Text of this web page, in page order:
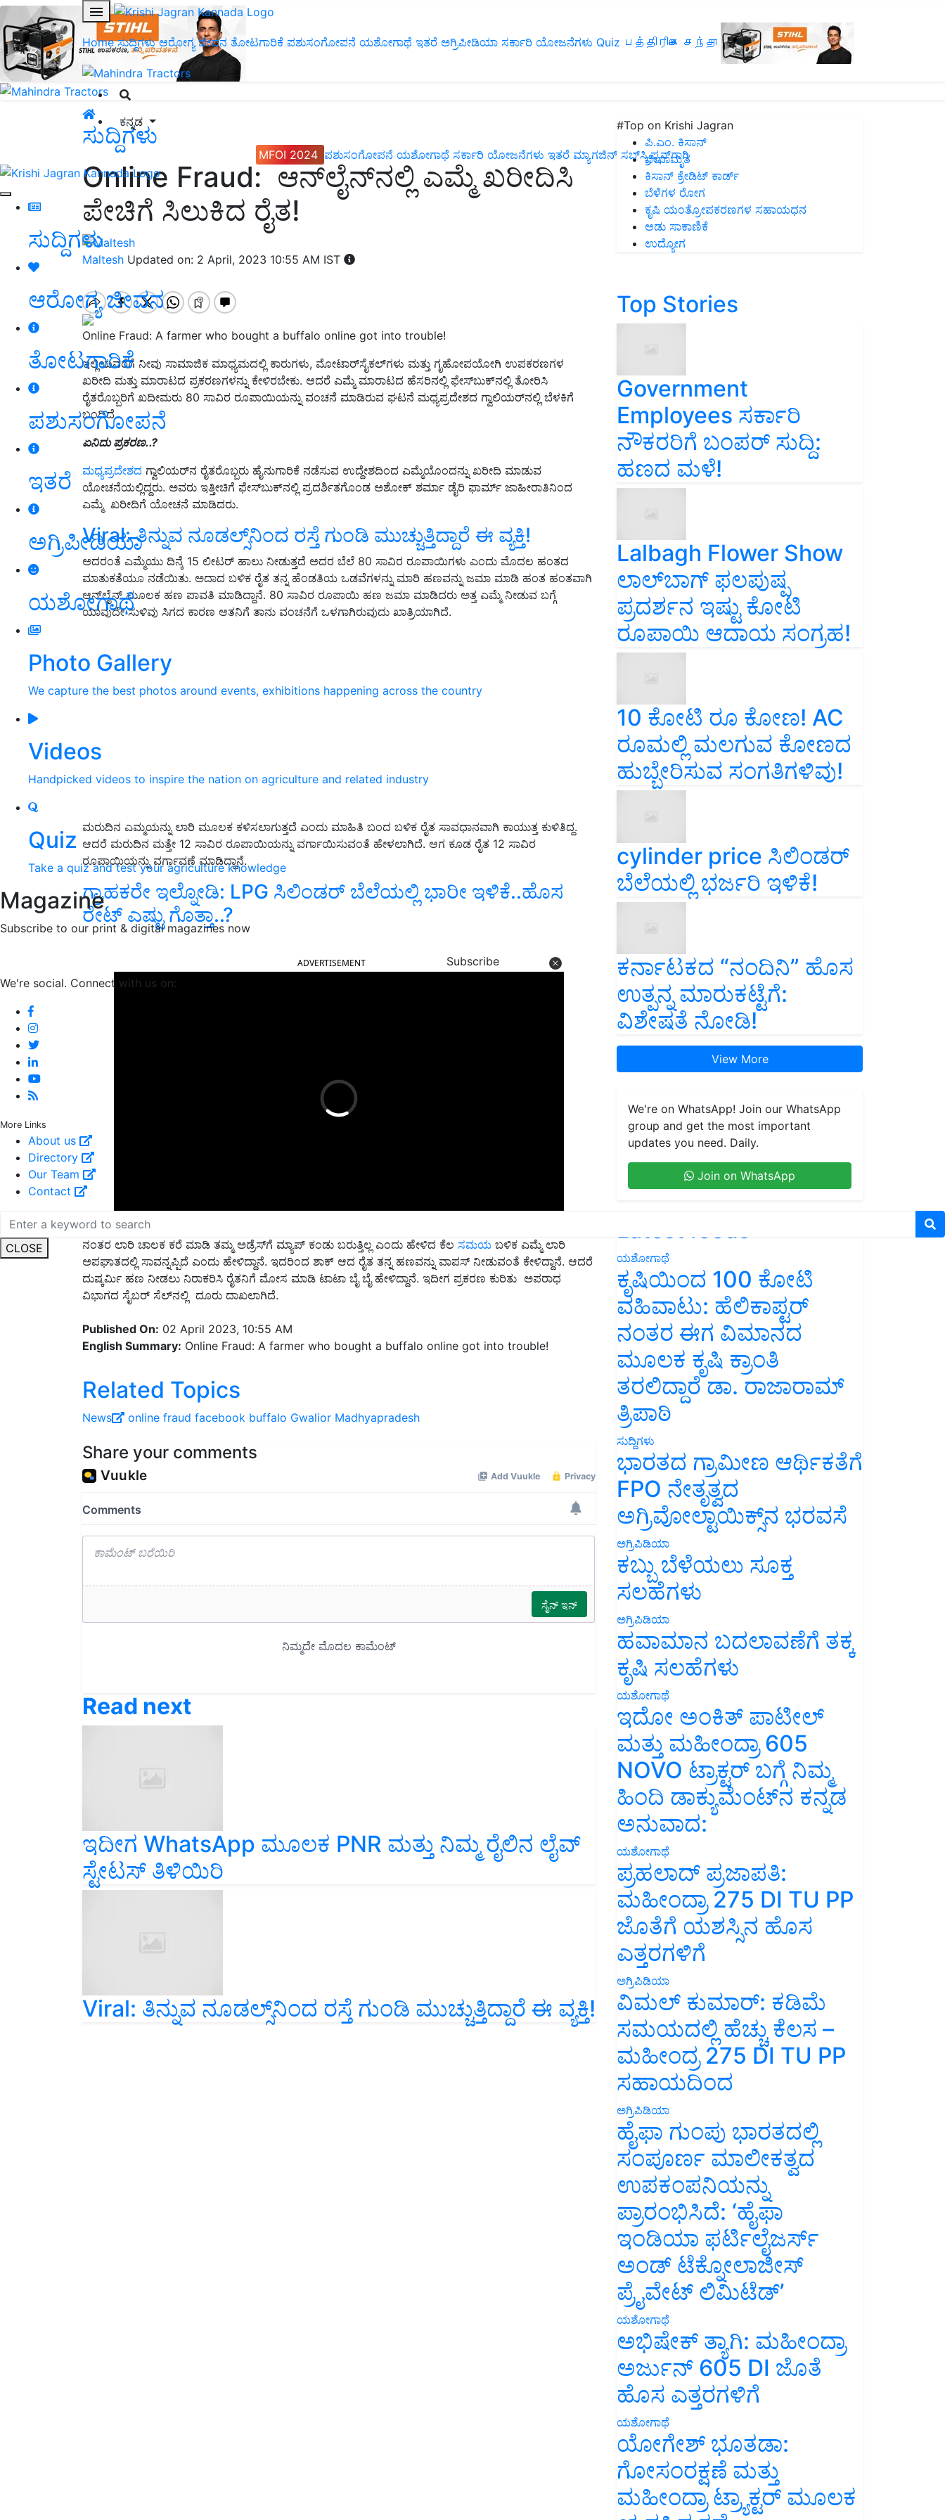
Home ಸುದ್ದಿಗಳು ಆರೋಗ್ಯ ಜೀವನ ತೋಟಗಾರಿಕೆ ಪಶುಸಂಗೋಪನೆ ಯಶೋಗಾಥೆ ಇತರೆ ಅಗ್ರಿಪೀಡಿಯಾ ಸರ್ಕಾರಿ ಯೋಜನೆಗಳು Quiz பத்திரிகை சந்தா
ಕನ್ನಡ
MFOI 2024 ಪಶುಸಂಗೋಪನೆ ಯಶೋಗಾಥೆ ಸರ್ಕಾರಿ ಯೋಜನೆಗಳು ಇತರೆ ಮ್ಯಾಗಜಿನ್‌ ಸಬ್‌ಸ್ಕ್ರಿಪ್ಷನ್‌ಗಾಗಿ
ಸುದ್ದಿಗಳು
ಆರೋಗ್ಯ ಜೀವನ
ತೋಟಗಾರಿಕೆ
ಪಶುಸಂಗೋಪನೆ
ಇತರೆ
ಅಗ್ರಿಪೀಡಿಯಾ
ಯಶೋಗಾಥೆ
Photo Gallery
We capture the best photos around events, exhibitions happening across the country
Videos
Handpicked videos to inspire the nation on agriculture and related industry
Quiz
Take a quiz and test your agriculture knowledge
Magazine
Subscribe to our print & digital magazines now
Subscribe
We're social. Connect with us on:
More Links
About us
Directory
Our Team
Contact
CLOSE
ಸುದ್ದಿಗಳು
Online Fraud: ಆನ್‌ಲೈನ್‌ನಲ್ಲಿ ಎಮ್ಮೆ ಖರೀದಿಸಿ
ಪೇಚಿಗೆ ಸಿಲುಕಿದ ರೈತ!
Maltesh Updated on: 2 April, 2023 10:55 AM IST
Online Fraud: A farmer who bought a buffalo online got into trouble!
ಇಲ್ಲಿಯವರೆಗೆ ನೀವು ಸಾಮಾಜಿಕ ಮಾಧ್ಯಮದಲ್ಲಿ ಕಾರುಗಳು, ಮೋಟಾರ್‌ಸೈಕಲ್‌ಗಳು ಮತ್ತು ಗೃಹೋಪಯೋಗಿ ಉಪಕರಣಗಳ
ಖರೀದಿ ಮತ್ತು ಮಾರಾಟದ ಪ್ರಕರಣಗಳನ್ನು ಕೇಳಿರಬೇಕು. ಆದರೆ ಎಮ್ಮೆ ಮಾರಾಟದ ಹೆಸರಿನಲ್ಲಿ ಫೇಸ್‌ಬುಕ್‌ನಲ್ಲಿ ತೋರಿಸಿ
ರೈತರೊಬ್ಬರಿಗೆ ಖದೀಮರು 80 ಸಾವಿರ ರೂಪಾಯಿಯನ್ನು ವಂಚನೆ ಮಾಡಿರುವ ಘಟನೆ ಮಧ್ಯಪ್ರದೇಶದ ಗ್ವಾಲಿಯರ್‌ನಲ್ಲಿ ಬೆಳಕಿಗೆ
ಬಂದಿದೆ.
ಏನಿದು ಪ್ರಕರಣ..?
ಮಧ್ಯಪ್ರದೇಶದ ಗ್ವಾಲಿಯರ್‌ನ ರೈತರೊಬ್ಬರು ಹೈನುಗಾರಿಕೆ ನಡೆಸುವ ಉದ್ದೇಶದಿಂದ ಎಮ್ಮೆಯೊಂದನ್ನು ಖರೀದಿ ಮಾಡುವ
ಯೋಚನೆಯಲ್ಲಿದ್ದರು. ಅವರು ಇತ್ತೀಚಿಗೆ ಫೇಸ್‌ಬುಕ್‌ನಲ್ಲಿ ಪ್ರದರ್ಶಿತಗೊಂಡ ಅಶೋಕ್ ಶರ್ಮಾ ಡೈರಿ ಫಾರ್ಮ್‌ ಜಾಹೀರಾತಿನಿಂದ
ಎಮ್ಮೆ ಖರೀದಿಗೆ ಯೋಚನೆ ಮಾಡಿದರು.
Viral: ತಿನ್ನುವ ನೂಡಲ್ಸ್‌ನಿಂದ ರಸ್ತೆ ಗುಂಡಿ ಮುಚ್ಚುತ್ತಿದ್ದಾರೆ ಈ ವ್ಯಕ್ತಿ!
ಅದರಂತೆ ಎಮ್ಮೆಯು ದಿನ್ಕೆ 15 ಲೀಟರ್‌ ಹಾಲು ನೀಡುತ್ತದೆ ಅದರ ಬೆಲೆ 80 ಸಾವಿರ ರೂಪಾಯಿಗಳು ಎಂದು ಮೊದಲ ಹಂತದ
ಮಾತುಕತೆಯೂ ನಡೆಯಿತು. ಅದಾದ ಬಳಿಕ ರೈತ ತನ್ನ ಹೆಂಡತಿಯ ಒಡವೆಗಳನ್ನು ಮಾರಿ ಹಣವನ್ನು ಜಮಾ ಮಾಡಿ ಹಂತ ಹಂತವಾಗಿ
ಆನ್‌ಲೈನ್‌ ಮೂಲಕ ಹಣ ಪಾವತಿ ಮಾಡಿದ್ದಾನೆ. 80 ಸಾವಿರ ರೂಪಾಯಿ ಹಣ ಜಮಾ ಮಾಡಿದರು ಅತ್ತ ಎಮ್ಮೆ ನೀಡುವ ಬಗ್ಗೆ
ಯಾವುದೇ ಸುಳಿವು ಸಿಗದ ಕಾರಣ ಆತನಿಗೆ ತಾನು ವಂಚನೆಗೆ ಒಳಗಾಗಿರುವುದು ಖಾತ್ರಿಯಾಗಿದೆ.
ಮರುದಿನ ಎಮ್ಮಯನ್ನು ಲಾರಿ ಮೂಲಕ ಕಳಿಸಲಾಗುತ್ತದೆ ಎಂದು ಮಾಹಿತಿ ಬಂದ ಬಳಿಕ ರೈತ ಸಾವಧಾನವಾಗಿ ಕಾಯುತ್ತ ಕುಳಿತಿದ್ದ.
ಆದರೆ ಮರುದಿನ ಮತ್ತೇ 12 ಸಾವಿರ ರೂಪಾಯಿಯನ್ನು ವರ್ಗಾಯಿಸುವಂತೆ ಹೇಳಲಾಗಿದೆ. ಆಗ ಕೂಡ ರೈತ 12 ಸಾವಿರ
ರೂಪಾಯಿಯನ್ನು ವರ್ಗಾವಣೆ ಮಾಡಿದ್ದಾನೆ.
ಗ್ರಾಹಕರೇ ಇಲ್ನೋಡಿ: LPG ಸಿಲಿಂಡರ್‌ ಬೆಲೆಯಲ್ಲಿ ಭಾರೀ ಇಳಿಕೆ..ಹೊಸ
ರೇಟ್‌ ಎಷ್ಟು ಗೊತ್ತಾ..?
ನಂತರ ಲಾರಿ ಚಾಲಕ ಕರೆ ಮಾಡಿ ತಮ್ಮ ಅಡ್ರೆಸ್‌ಗೆ ಮ್ಯಾಪ್‌ ಕಂಡು ಬರುತ್ತಿಲ್ಲ ಎಂದು ಹೇಳಿದ ಕೆಲ
ಅಪಘಾತದಲ್ಲಿ ಸಾವನ್ನಪ್ಪಿದೆ ಎಂದು ಹೇಳಿದ್ದಾನೆ. ಇದರಿಂದ ಶಾಕ್‌ ಆದ ರೈತ ತನ್ನ ಹಣವನ್ನು ವಾಪಸ್‌ ನೀಡುವಂತೆ ಕೇಳಿದ್ದಾನೆ. ಆದರೆ
ದುಷ್ಕರ್ಮಿ ಹಣ ನೀಡಲು ನಿರಾಕರಿಸಿ ರೈತನಿಗೆ ಮೋಸ ಮಾಡಿ ಟಾಟಾ ಬೈ ಬೈ ಹೇಳಿದ್ದಾನೆ. ಇದೀಗ ಪ್ರಕರಣ ಕುರಿತು ಅಪರಾಧ
ವಿಭಾಗದ ಸೈಬರ್ ಸೆಲ್‌ನಲ್ಲಿ ದೂರು ದಾಖಲಾಗಿದೆ.
English Summary:Online Fraud: A farmer who bought a buffalo online got into trouble!
Related Topics
News online fraud facebook
ಇದೀಗ WhatsApp ಮೂಲಕ PNR ಮತ್ತು ನಿಮ್ಮ ರೈಲಿನ ಲೈವ್‌
ಸ್ಟೇಟಸ್‌ ತಿಳಿಯಿರಿ
Viral: ತಿನ್ನುವ ನೂಡಲ್ಸ್‌ನಿಂದ ರಸ್ತೆ ಗುಂಡಿ ಮುಚ್ಚುತ್ತಿದ್ದಾರೆ ಈ ವ್ಯಕ್ತಿ!
#Top on Krishi Jagran
ಪಿ.ಎಂ. ಕಿಸಾನ್
ಜೀವಾಮೃತ
ಕಿಸಾನ್ ಕ್ರೇಡಿಟ್ ಕಾರ್ಡ್
ಬೆಳೆಗಳ ರೋಗ
ಕೃಷಿ ಯಂತ್ರೋಪಕರಣಗಳ ಸಹಾಯಧನ
ಆಡು ಸಾಕಾಣಿಕೆ
ಉದ್ಯೋಗ
Top Stories
Government
Employees ಸರ್ಕಾರಿ
ನೌಕರರಿಗೆ ಬಂಪರ್‌ ಸುದ್ದಿ:
ಹಣದ ಮಳೆ!
Lalbagh Flower Show
ಲಾಲ್‌ಬಾಗ್ ಫಲಪುಷ್ಪ
ಪ್ರದರ್ಶನ ಇಷ್ಟು ಕೋಟಿ
ರೂಪಾಯಿ ಆದಾಯ ಸಂಗ್ರಹ!
10 ಕೋಟಿ ರೂ ಕೋಣ! AC
ರೂಮಲ್ಲಿ ಮಲಗುವ ಕೋಣದ
ಹುಬ್ಬೇರಿಸುವ ಸಂಗತಿಗಳಿವು!
cylinder price ಸಿಲಿಂಡರ್‌
ಬೆಲೆಯಲ್ಲಿ ಭರ್ಜರಿ ಇಳಿಕೆ!
ಕರ್ನಾಟಕದ “ನಂದಿನಿ” ಹೊಸ
ಉತ್ಪನ್ನ ಮಾರುಕಟ್ಟೆಗೆ:
ವಿಶೇಷತೆ ನೋಡಿ!
View More
We're on WhatsApp! Join our WhatsApp
group and get the most important
updates you need. Daily.
Join on WhatsApp
Latest feeds
ಯಶೋಗಾಥೆ
ಕೃಷಿಯಿಂದ 100 ಕೋಟಿ
ವಹಿವಾಟು: ಹೆಲಿಕಾಪ್ಟರ್
ನಂತರ ಈಗ ವಿಮಾನದ
ಮೂಲಕ ಕೃಷಿ ಕ್ರಾಂತಿ
ತರಲಿದ್ದಾರೆ ಡಾ. ರಾಜಾರಾಮ್
ತ್ರಿಪಾಠಿ
ಸುದ್ದಿಗಳು
ಭಾರತದ ಗ್ರಾಮೀಣ ಆರ್ಥಿಕತೆಗೆ
FPO ನೇತೃತ್ವದ
ಅಗ್ರಿವೋಲ್ಟಾಯಿಕ್ಸ್‌ನ ಭರವಸೆ
ಅಗ್ರಿಪಿಡಿಯಾ
ಕಬ್ಬು ಬೆಳೆಯಲು ಸೂಕ್ತ
ಸಲಹೆಗಳು
ಅಗ್ರಿಪಿಡಿಯಾ
ಹವಾಮಾನ ಬದಲಾವಣೆಗೆ ತಕ್ಕ
ಕೃಷಿ ಸಲಹೆಗಳು
ಯಶೋಗಾಥೆ
ಇದೋ ಅಂಕಿತ್ ಪಾಟೀಲ್
ಮತ್ತು ಮಹೀಂದ್ರಾ 605
NOVO ಟ್ರಾಕ್ಟರ್ ಬಗ್ಗೆ ನಿಮ್ಮ
ಹಿಂದಿ ಡಾಕ್ಯುಮೆಂಟ್‌ನ ಕನ್ನಡ
ಅನುವಾದ:
ಯಶೋಗಾಥೆ
ಪ್ರಹಲಾದ್ ಪ್ರಜಾಪತಿ:
ಮಹೀಂದ್ರಾ 275 DI TU PP
ಜೊತೆಗೆ ಯಶಸ್ಸಿನ ಹೊಸ
ಎತ್ತರಗಳಿಗೆ
ಅಗ್ರಿಪಿಡಿಯಾ
ವಿಮಲ್ ಕುಮಾರ್: ಕಡಿಮೆ
ಸಮಯದಲ್ಲಿ ಹೆಚ್ಚು ಕೆಲಸ –
ಮಹೀಂದ್ರ 275 DI TU PP
ಸಹಾಯದಿಂದ
ಅಗ್ರಿಪಿಡಿಯಾ
ಹೈಫಾ ಗುಂಪು ಭಾರತದಲ್ಲಿ
ಸಂಪೂರ್ಣ ಮಾಲೀಕತ್ವದ
ಉಪಕಂಪನಿಯನ್ನು
ಪ್ರಾರಂಭಿಸಿದೆ: ‘ಹೈಫಾ
ಇಂಡಿಯಾ ಫರ್ಟಿಲೈಜರ್ಸ್
ಅಂಡ್ ಟೆಕ್ನೋಲಾಜೀಸ್
ಪ್ರೈವೇಟ್ ಲಿಮಿಟೆಡ್’
ಯಶೋಗಾಥೆ
ಅಭಿಷೇಕ್ ತ್ಯಾಗಿ: ಮಹೀಂದ್ರಾ
ಅರ್ಜುನ್ 605 DI ಜೊತೆ
ಹೊಸ ಎತ್ತರಗಳಿಗೆ
ಯಶೋಗಾಥೆ
ಯೋಗೇಶ್ ಭೂತಡಾ:
ಗೋಸಂರಕ್ಷಣೆ ಮತ್ತು
ಮಹೀಂದ್ರಾ ಟ್ರ್ಯಾಕ್ಟರ್ ಮೂಲಕ